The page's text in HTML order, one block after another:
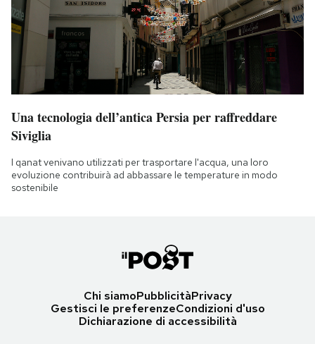
Una tecnologia dell’antica Persia per raffreddare
Siviglia
I qanat venivano utilizzati per trasportare l'acqua, una loro
evoluzione contribuirà ad abbassare le temperature in modo
sostenibile
Chi siamoPubblicitàPrivacy
Gestisci le preferenzeCondizioni d'uso
Dichiarazione di accessibilità